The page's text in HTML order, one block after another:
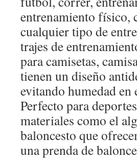
entrenamiento físico,
cualquier tipo de
trajes de
para camisetas,
tienen un diseño
evitando humedad
Perfecto para
materiales como el
baloncesto que
una prenda de